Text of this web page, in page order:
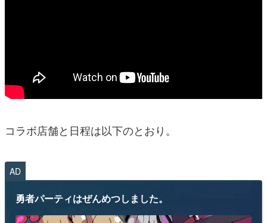
コラボ店舗と日程は以下のとおり。
AD
勇者パーティはぜんめつしました。